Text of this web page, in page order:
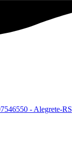
- Alegrete-RS